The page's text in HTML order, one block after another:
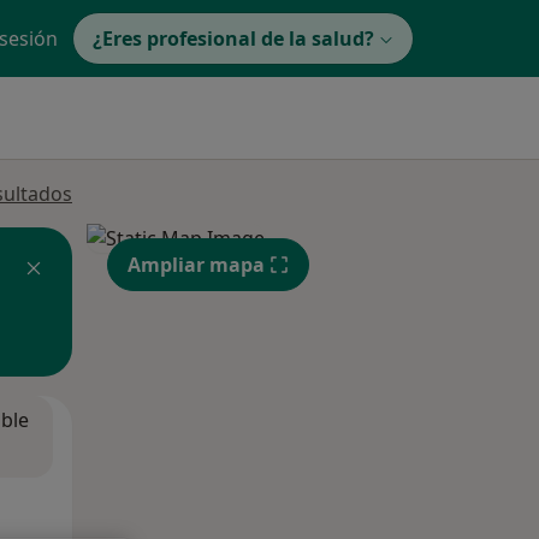
¿Eres profesional de la salud?
Ampliar mapa